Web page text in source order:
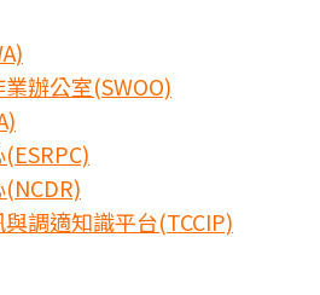
辦公室(SWOO)
調適知識平台(TCCIP)